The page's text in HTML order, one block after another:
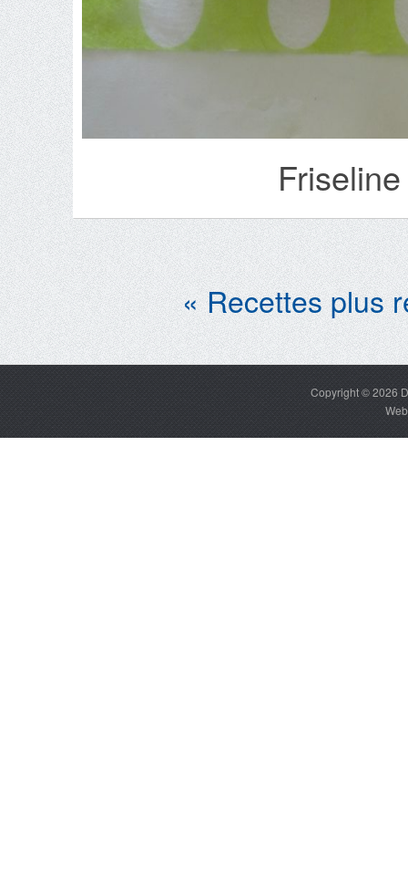
« Recettes plus
Copyright © 2026